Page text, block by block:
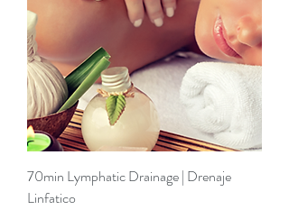
70min Lymphatic Drainage | Drenaje
Linfatico